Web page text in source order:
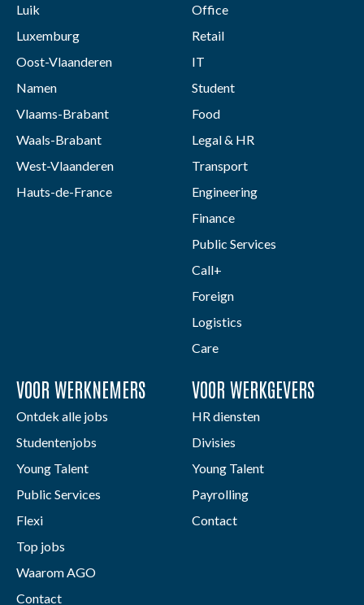
Luik
Luxemburg
Oost-Vlaanderen
Namen
Vlaams-Brabant
Waals-Brabant
West-Vlaanderen
Hauts-de-France
Office
Retail
IT
Student
Food
Legal & HR
Transport
Engineering
Finance
Public Services
Call+
Foreign
Logistics
Care
VOOR WERKNEMERS
Ontdek alle jobs
Studentenjobs
Young Talent
Public Services
Flexi
Top jobs
Waarom AGO
Contact
VOOR WERKGEVERS
HR diensten
Divisies
Young Talent
Payrolling
Contact